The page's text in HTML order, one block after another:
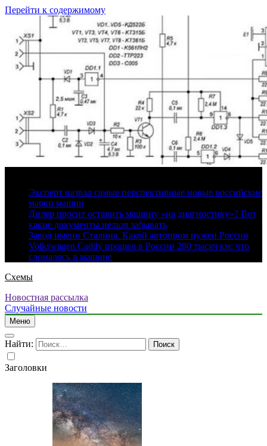
Перейти к содержимому
Эксперт назвал самые перспективные новые российские
марки машин
Дилер просит оставить машину «на диагностику»? Вот
какие документы нельзя забывать
Завод имени Сталина. Какой автопром нужен России
Volkswagen Caddy прошел в России 280 тысяч км: что
сломалось в машине
Схемы
Новостная рассылка
Случайные новости
Меню
Найти:
Заголовки